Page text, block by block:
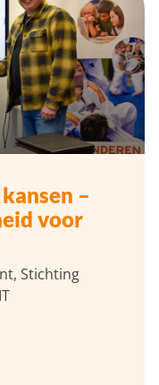
–
voor
Stichting